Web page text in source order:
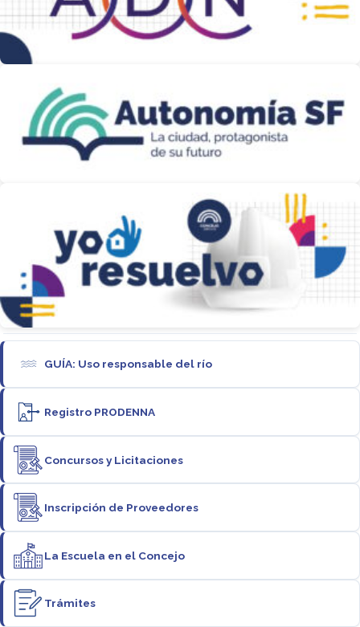
GUÍA: Uso responsable del río
Registro PRODENNA
Concursos y Licitaciones
Inscripción de Proveedores
La Escuela en el Concejo
Trámites